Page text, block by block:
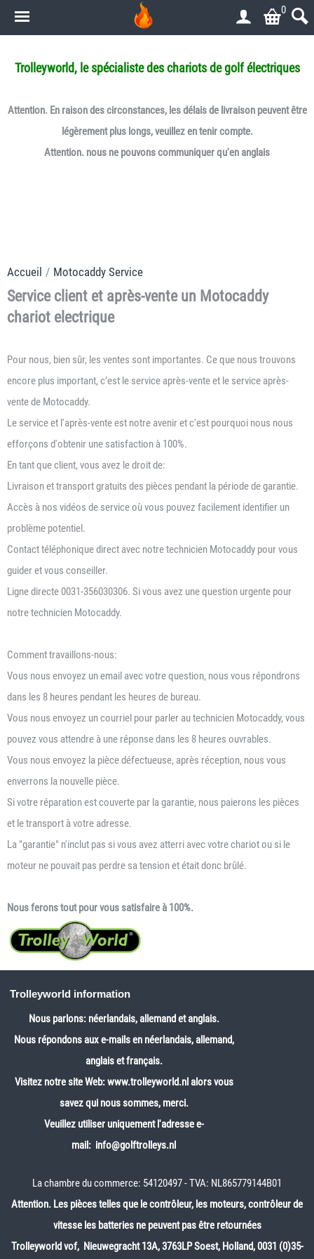
0
Trolleyworld, le spécialiste des chariots de golf électriques
Attention. En raison des circonstances, les délais de livraison peuvent être
légèrement plus longs, veuillez en tenir compte.
Attention. nous ne pouvons communiquer qu'en anglais
Accueil / Motocaddy Service
Service client et après-vente un Motocaddy
chariot electrique
Pour nous, bien sûr, les ventes sont importantes. Ce que nous trouvons
encore plus important, c’est le service après-vente et le service après-
vente de Motocaddy.
Le service et l'après-vente est notre avenir et c'est pourquoi nous nous
efforçons d'obtenir une satisfaction à 100%.
En tant que client, vous avez le droit de:
Livraison et transport gratuits des pièces pendant la période de garantie.
Accès à nos vidéos de service où vous pouvez facilement identifier un
problème potentiel.
Contact téléphonique direct avec notre technicien Motocaddy pour vous
guider et vous conseiller.
Ligne directe 0031-356030306. Si vous avez une question urgente pour
notre technicien Motocaddy.
Comment travaillons-nous:
Vous nous envoyez un email avec votre question, nous vous répondrons
dans les 8 heures pendant les heures de bureau.
Vous nous envoyez un courriel pour parler au technicien Motocaddy, vous
pouvez vous attendre à une réponse dans les 8 heures ouvrables.
Vous nous envoyez la pièce défectueuse, après réception, nous vous
enverrons la nouvelle pièce.
Si votre réparation est couverte par la garantie, nous paierons les pièces
et le transport à votre adresse.
La "garantie" n'inclut pas si vous avez atterri avec votre chariot ou si le
moteur ne pouvait pas perdre sa tension et était donc brûlé.
Nous ferons tout pour vous satisfaire à 100%.
Trolleyworld information
Nous parlons: néerlandais, allemand et anglais.
Nous répondons aux e-mails en néerlandais, allemand,
anglais et français.
Visitez notre site Web:www.trolleyworld.nl alors vous
savez qui nous sommes, merci.
Veuillez utiliser uniquement l'adresse e-
mail: info@golftrolleys.nl
La chambre du commerce: 54120497 - TVA: NL865779144B01
Attention. Les pièces telles que le contrôleur, les moteurs, contrôleur de
vitesse les batteries ne peuvent pas être retournées
Trolleyworld vof, Nieuwegracht 13A, 3763LP Soest, Holland, 0031 (0)35-